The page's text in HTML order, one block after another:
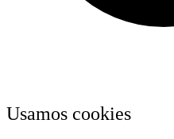
Usamos cookies